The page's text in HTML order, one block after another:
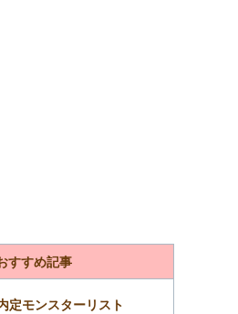
すすめ記事
定モンスターリスト